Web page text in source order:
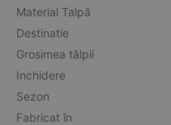
Material Talpă
Destinatie
Grosimea tălpii
Inchidere
Sezon
Fabricat în